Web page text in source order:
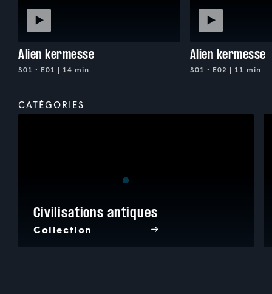
Alien kermesse
S01 • E01 | 14 min
Alien kermesse
S01 • E02 | 11 min
CATÉGORIES
Civilisations antiques
Collection